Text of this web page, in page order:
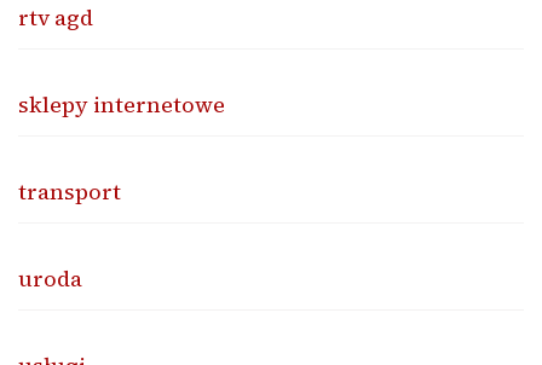
rtv agd
sklepy internetowe
transport
uroda